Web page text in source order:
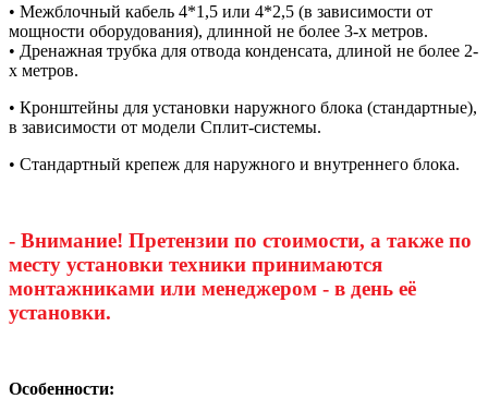
• Межблочный кабель 4*1,5 или 4*2,5 (в зависимости от
мощности оборудования), длинной не более 3-х метров.
• Дренажная трубка для отвода конденсата, длиной не более 2-
х метров.
• Кронштейны для установки наружного блока (стандартные),
в зависимости от модели Сплит-системы.
• Стандартный крепеж для наружного и внутреннего блока.
- Внимание! Претензии по стоимости, а также по
месту установки техники принимаются
монтажниками или менеджером - в день её
установки.
Особенности: